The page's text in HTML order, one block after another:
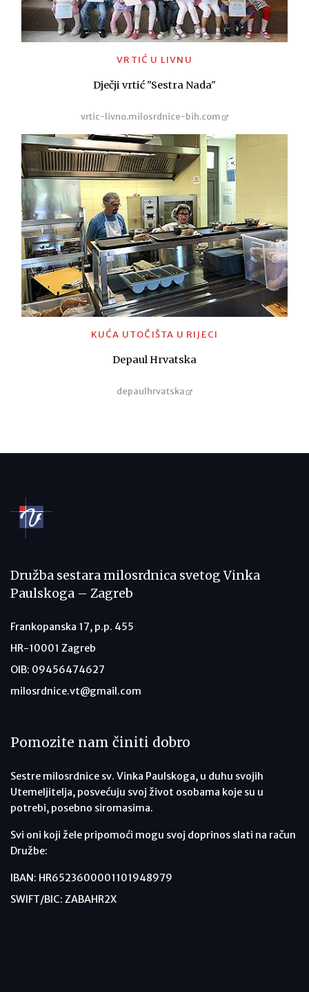
VRTIĆ U LIVNU
Dječji vrtić "Sestra Nada"
vrtic-livno.milosrdnice-bih.com
KUĆA UTOČIŠTA U RIJECI
Depaul Hrvatska
depaulhrvatska
Družba sestara milosrdnica svetog Vinka
Paulskoga – Zagreb
Frankopanska 17, p.p. 455
HR-10001 Zagreb
OIB: 09456474627
milosrdnice.vt@gmail.com
Pomozite nam činiti dobro
Sestre milosrdnice sv. Vinka Paulskoga, u duhu svojih
Utemeljitelja, posvećuju svoj život osobama koje su u
potrebi, posebno siromasima.
Svi oni koji žele pripomoći mogu svoj doprinos slati na račun
Družbe:
IBAN: HR6523600001101948979
SWIFT/BIC: ZABAHR2X